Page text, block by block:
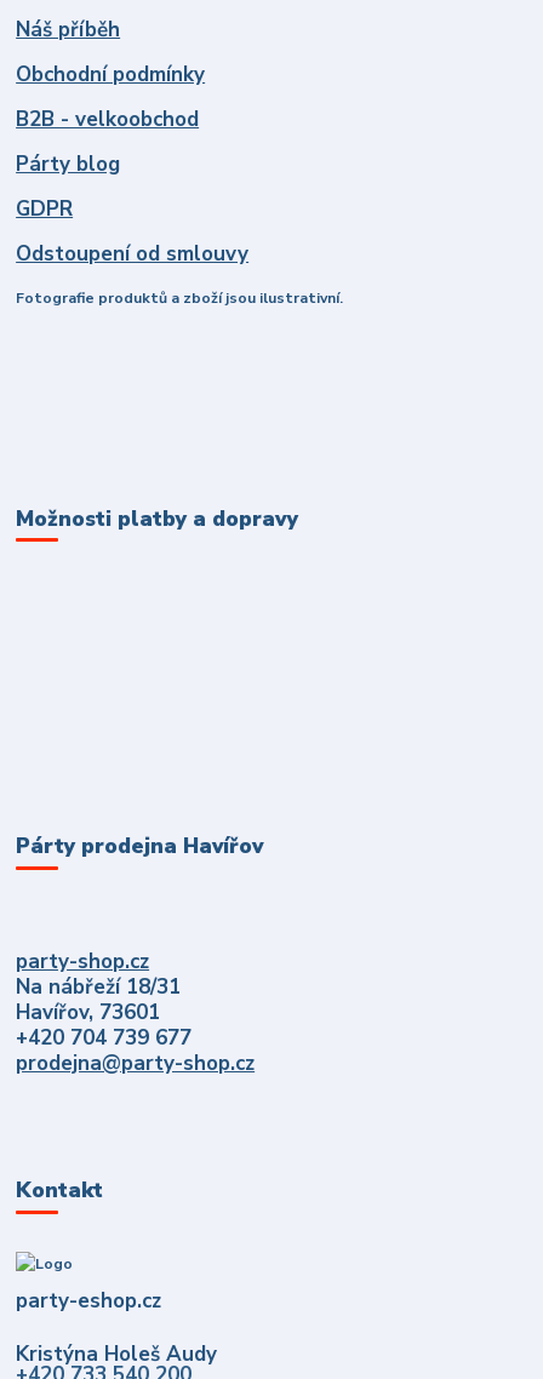
Náš příběh
Obchodní podmínky
B2B - velkoobchod
Párty blog
GDPR
Odstoupení od smlouvy
Fotografie produktů a zboží jsou ilustrativní.
Možnosti platby a dopravy
Párty prodejna Havířov
party-shop.cz
Na nábřeží 18/31
Havířov, 73601
+420 704 739 677
prodejna@party-shop.cz
Kontakt
party-eshop.cz
Kristýna Holeš Audy